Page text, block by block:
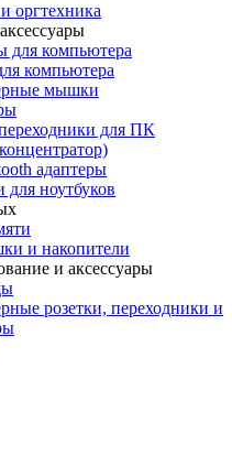
оргтехника
для компьютера
компьютера
мышки
для ПК
адаптеры
для ноутбуков
и накопители
и аксессуары
розетки, переходники и